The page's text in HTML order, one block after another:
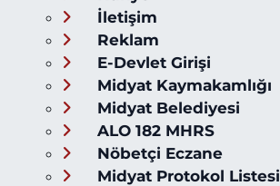
İletişim
Reklam
E-Devlet Girişi
Midyat Kaymakamlığı
Midyat Belediyesi
ALO 182 MHRS
Nöbetçi Eczane
Midyat Protokol Listesi